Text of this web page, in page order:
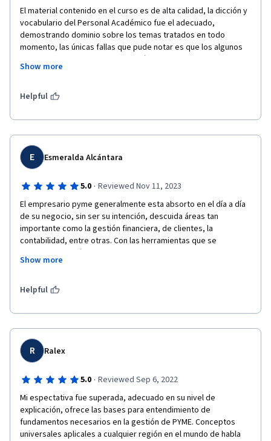
El material contenido en el curso es de alta calidad, la dicción y
vocabulario del Personal Académico fue el adecuado,
demostrando dominio sobre los temas tratados en todo
momento, las únicas fallas que pude notar es que los algunos
planteamientos formulados por mí no tuvieron respuesta
oportuna y en segundo lugar no tuve oportunidad de someter a
Presupuestos porque además de ser una instrumento de
utilizado para hacer proyecciones (comparaciones con
Presupuesto Ejecutado).
Presumo que haya sido que en el lapso en el cual participe era
tal vez el único cursante y el personal encargado estaba
satisfecho de haber tomado el curso por cuanto me dejó
grandes aprendizajes en la materia. Mil Gracias
Show more
Helpful
E Esmeralda Alcántara
5.0 · Reviewed Nov 11, 2023
El empresario pyme generalmente esta absorto en el día a día
de su negocio, sin ser su intención, descuida áreas tan
importante como la gestión financiera, de clientes, la
contabilidad, entre otras. Con las herramientas que se
aprenden a través del curso, pueden definir la estrategia para
identificar fortalezas y debilidades, definir el modelo de
gestión de clientes de manera clara, precisa y didáctica.
Show more
Helpful
R Ralex
5.0 · Reviewed Sep 6, 2022
Mi espectativa fue superada, adecuado en su nivel de
explicación, ofrece las bases para entendimiento de
fundamentos necesarios en la gestión de PYME. Conceptos
universales aplicales a cualquier región en el mundo de habla